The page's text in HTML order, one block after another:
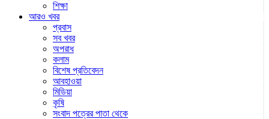
শিক্ষা
আরও খবর
প্রবাস
সব খবর
অপরাধ
কলাম
বিশেষ প্রতিবেদন
আবহাওয়া
মিডিয়া
কৃষি
সংবাদ পত্রের পাতা থেকে